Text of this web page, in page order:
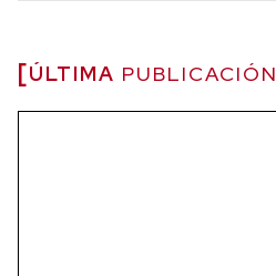
ÚLTIMA PUBLICACIÓN